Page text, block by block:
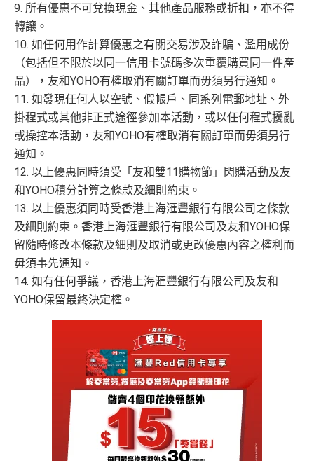
享)
用港幣同人民幣結賬，唔需要擔心匯率波動
食中最紅自主5X類別做到低至$4.17/里
全年簽賬高達2.4%「獎賞錢」回贈
講到明首兩年年費豁免
開卡門檻唔算高，年薪要求HK$12萬（即月薪HK$10,0
00）就申請到
網上繳費都有回贈（每月首HK$10,000先有）
❎缺點
得首兩年年費豁免
八達通自動增值得0.4%回贈
增值電子錢包（Payme、八達通、Wechat Pay及
）唔計迎新合資格簽賬
查看更多信用卡詳情及分析...
查看更多信用卡詳情及分析...
❎缺點
信用額唔高
查看更多信用卡詳情及分析...
9. 所有優惠不可兌換現金、其他產品服務或折扣，亦不得
轉讓。
10. 如任何用作計算優惠之有關交易涉及詐騙、濫用成份
（包括但不限於以同一信用卡號碼多次重覆購買同一件產
品），友和YOHO有權取消有關訂單而毋須另行通知。
11. 如發現任何人以空號、假帳戶、同系列電郵地址、外
掛程式或其他非正式途徑參加本活動，或以任何程式擾亂
或操控本活動，友和YOHO有權取消有關訂單而毋須另行
通知。
12. 以上優惠同時須受「友和雙11購物節」閃購活動及友
和YOHO積分計算之條款及細則約束。
13. 以上優惠須同時受香港上海滙豐銀行有限公司之條款
及細則約束。香港上海滙豐銀行有限公司及友和YOHO保
留隨時修改本條款及細則及取消或更改優惠內容之權利而
毋須事先通知。
14. 如有任何爭議，香港上海滙豐銀行有限公司及友和
YOHO保留最終決定權。